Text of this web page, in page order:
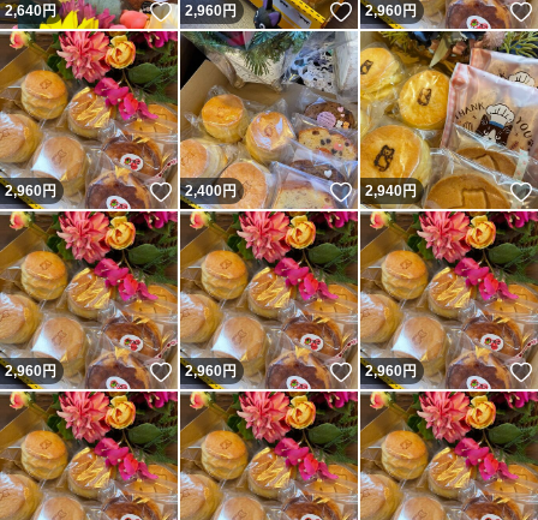
2,640円 いいね！
2,960円 いいね！
2,960円
2,960円 いいね！
2,400円 いいね！
2,940円
2,960円 いいね！
2,960円 いいね！
2,960円